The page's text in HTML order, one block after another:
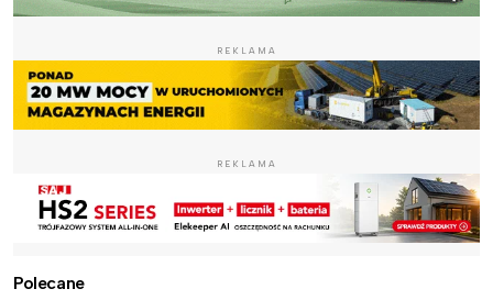
REKLAMA
REKLAMA
Polecane